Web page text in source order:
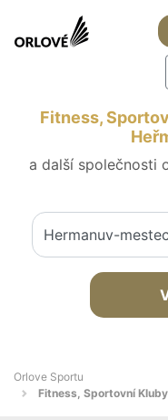
Fitness,
a další společnosti
Orlove Sportu
Fitness, Sportovní